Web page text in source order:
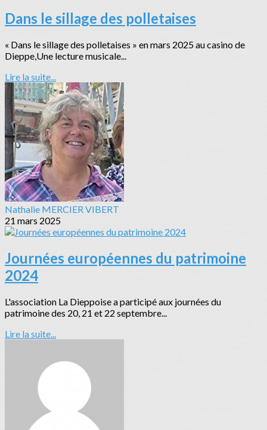
Dans le sillage des polletaises
« Dans le sillage des polletaises » en mars 2025 au casino de
Dieppe,Une lecture musicale...
Lire la suite...
Nathalie MERCIER VIBERT
21 mars 2025
Journées européennes du patrimoine
2024
L'association La Dieppoise a participé aux journées du
patrimoine des 20, 21 et 22 septembre...
Lire la suite...